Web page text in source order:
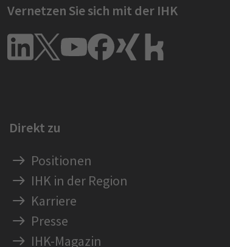
Vernetzen Sie sich mit der IHK
Direkt zu
Positionen
IHK in der Region
Karriere
Presse
IHK-Magazin